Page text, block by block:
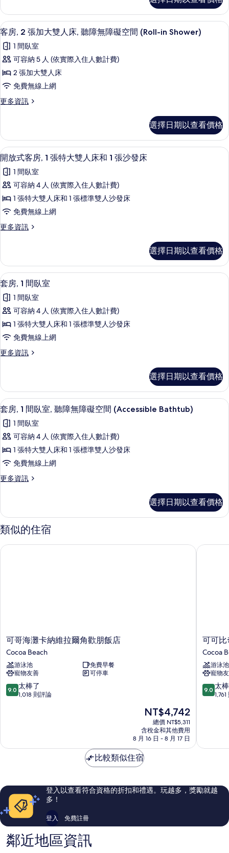
雙
人
床,
聽
障
無
障
礙
(Accessible
Bathtub)
的
所
有
相
片
2
張
加
雙
人
聽
障
障
(Accessible
Bathtub)
的
詳
情
顯
示
客
房,
2
張
加
雙
人
床,
聽
障
無
障
礙
(Roll-
in
Shower)
的
所
有
相
片
客房內保險箱、書桌、筆電工作空間
7
客房, 2 張加大雙人床, 聽障無障礙空間 (Roll-in Shower)
1 間臥室
可容納 5 人 (依實際入住人數計費)
2 張加大雙人床
免費無線上網
更多資訊
更
2
張
加
大
雙
人
聽
障
障
(Roll-
in
Shower)
的
詳
情
選擇日期以查看價格
顯
示
開
放
式
房,
張
特
大
雙
人
床
和
1
發
床
的
所
有
相
片
開放式客房, 1 張特大雙人床和 1 張沙
3
開放式客房, 1 張特大雙人床和 1 張沙發床
1 間臥室
可容納 4 人 (依實際入住人數計費)
1 張特大雙人床和 1 張標準雙人沙發床
免費無線上網
更多資訊
更
式
客
房,
張
特
雙
人
和
發
床
的
詳
情
選擇日期以查看價格
顯
示
套
房,
1
間
臥
的
所
有
相
片
客房內保險箱、書桌、筆電工作空間
5
套房, 1 間臥室
1 間臥室
可容納 4 人 (依實際入住人數計費)
1 張特大雙人床和 1 張標準雙人沙發床
免費無線上網
更多資訊
更
1
間
臥
的
詳
選擇日期以查看價格
顯
示
套
房,
1
間
臥
聽
障
無
障
所
有
相
片
客房內保險箱、書桌、筆電工作空間
5
套房, 1 間臥室, 聽障無障礙空間 (Accessible Bathtub)
1 間臥室
可容納 4 人 (依實際入住人數計費)
1 張特大雙人床和 1 張標準雙人沙發床
免費無線上網
更多資訊
更
1
間
臥
室,
聽
的
情
選擇日期以查看價格
類似的住宿
可
哥
海
灘
卡
納
維
飯
可哥海灘卡納維拉爾角歡朋飯店
Cocoa Beach
游泳池
免費早餐
寵物友善
可停車
9.0
分，
棒
評
論
9.0 太棒了
1,018 則評論
現
價
格
為
NT$4,742
NT$4,742
總價 NT$5,311
含稅金和其他費用
8 月 16 日 - 8 月 17 日
可哥海灘卡納維拉爾角歡朋飯店
可
可
比
奇
海
濱
溫
套
Cocoa
Beach
可可比
Cocoa
游泳池
寵物
9.0
分，
棒
評
論
9.0 太
可可比
比較類似住宿
登入以查看符合資格的折扣和禮遇。玩越多，獎勵就越
多！
登入 免費註冊
鄰近地區資訊